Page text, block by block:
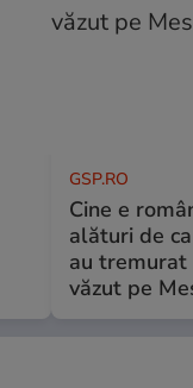
GSP.RO
Cine e
alături de
au
văzut pe